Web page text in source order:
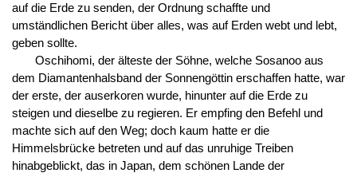
auf die Erde zu senden, der Ordnung schaffte und
umständlichen Bericht über alles, was auf Erden webt und lebt,
geben sollte.
Oschihomi, der älteste der Söhne, welche Sosanoo aus
dem Diamantenhalsband der Sonnengöttin erschaffen hatte, war
der erste, der auserkoren wurde, hinunter auf die Erde zu
steigen und dieselbe zu regieren. Er empfing den Befehl und
machte sich auf den Weg; doch kaum hatte er die
Himmelsbrücke betreten und auf das unruhige Treiben
hinabgeblickt, das in Japan, dem schönen Lande der